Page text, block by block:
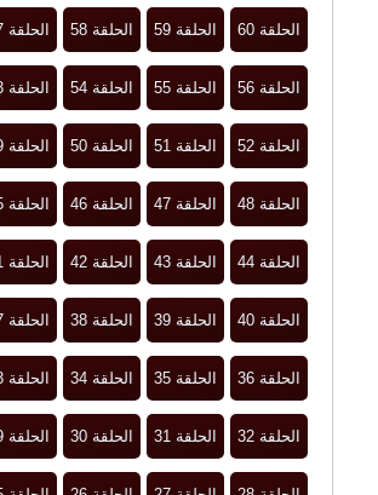
الحلقة 60 الحلقة 59 الحلقة 58 الحلقة 57
الحلقة 56 الحلقة 55 الحلقة 54 الحلقة 53
الحلقة 52 الحلقة 51 الحلقة 50 الحلقة 49
الحلقة 48 الحلقة 47 الحلقة 46 الحلقة 45
الحلقة 44 الحلقة 43 الحلقة 42 الحلقة 41
الحلقة 40 الحلقة 39 الحلقة 38 الحلقة 37
الحلقة 36 الحلقة 35 الحلقة 34 الحلقة 33
الحلقة 32 الحلقة 31 الحلقة 30 الحلقة 29